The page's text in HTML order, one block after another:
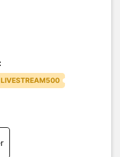
LIVESTREAM500